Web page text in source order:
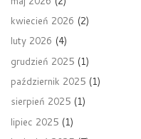
kwiecień 2026 (2)
luty 2026 (4)
grudzień 2025 (1)
październik 2025 (1)
sierpień 2025 (1)
lipiec 2025 (1)